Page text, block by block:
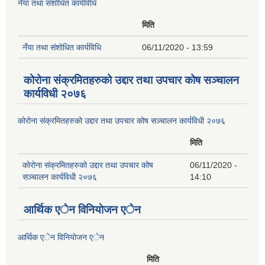
नँया तथा स‌ंशाेधित कार्यविधि
मिति
नँया तथा स‌ंशाेधित कार्यविधि 06/11/2020 - 13:59
कोरोना संक्रमितहरुको उद्दार तथा उपचार कोष सञ्चालन
कार्यविधी २०७६
कोरोना संक्रमितहरुको उद्दार तथा उपचार कोष सञ्चालन कार्यविधी २०७६
मिति
कोरोना संक्रमितहरुको उद्दार तथा उपचार कोष
सञ्चालन कार्यविधी २०७६
06/11/2020 -
14:10
आर्थिक एेन विनियाेजन एेन
आर्थिक एेन विनियाेजन एेन
मिति